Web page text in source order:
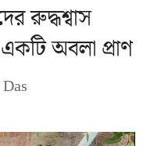
রুদ্ধশ্বাস
অবলা প্রাণ